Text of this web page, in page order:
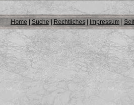
Home| Suche | Rechtliches| Impressum|